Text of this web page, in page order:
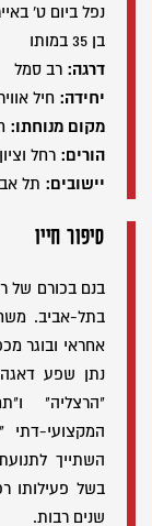
נפל ביום ט' באייר
בן 35 במותו
דרגה: רב סמל
יחידה: חיל
מקום מנוחתו:
הורים: רחל וציון
יישובים: תל
סיפור חייו
בתל-אביב.
אחראי ובוגר
נתן שפע
"הרצליה"
המקצועי-דתי
השתייך
בשל פעילותו
שנים רבות.